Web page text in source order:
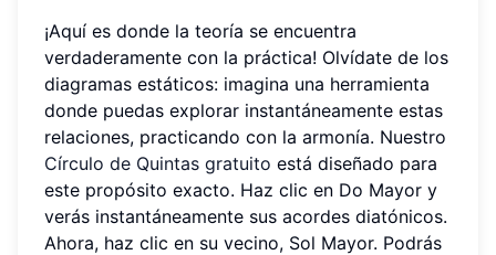
¡Aquí es donde la teoría se encuentra
verdaderamente con la práctica! Olvídate de los
diagramas estáticos: imagina una herramienta
donde puedas explorar instantáneamente estas
relaciones, practicando con la armonía. Nuestro
Círculo de Quintas gratuito está diseñado para
este propósito exacto. Haz clic en Do Mayor y
verás instantáneamente sus acordes diatónicos.
Ahora, haz clic en su vecino, Sol Mayor. Podrás